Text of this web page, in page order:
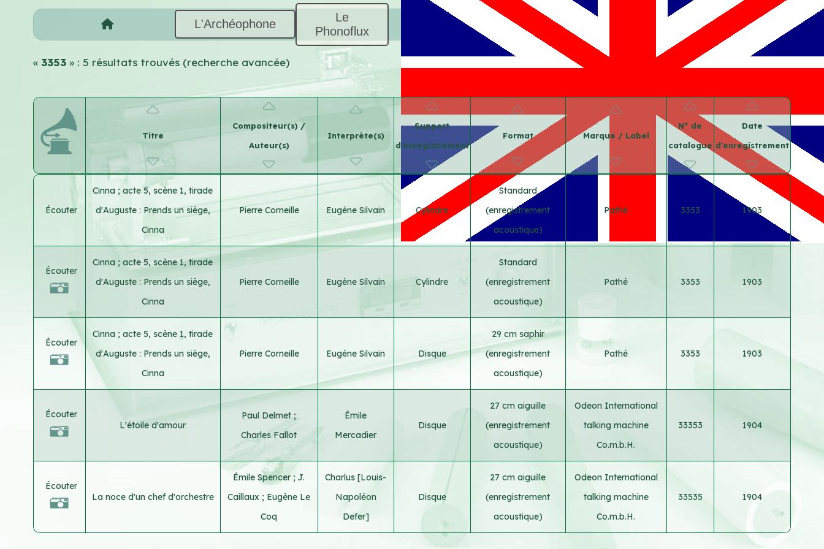
L'Archéophone
Le
Phonoflux
«3353 » : 5 résultats trouvés (recherche avancée)
Titre
Compositeur(s) /
Auteur(s)
Interprète(s)
Support
d'enregistrement
Format Marque / Label
N° de
catalogue
Date
d'enregistrement
Écouter
Cinna ; acte 5, scène 1, tirade
d'Auguste : Prends un siège,
Cinna
Pierre Corneille Eugène Silvain Cylindre
Standard
(enregistrement
acoustique)
Pathé 3353 1903
Écouter
Cinna ; acte 5, scène 1, tirade
d'Auguste : Prends un siège,
Cinna
Pierre Corneille Eugène Silvain Cylindre
Standard
(enregistrement
acoustique)
Pathé 3353 1903
Écouter
Cinna ; acte 5, scène 1, tirade
d'Auguste : Prends un siège,
Cinna
Pierre Corneille Eugène Silvain Disque
29 cm saphir
(enregistrement
acoustique)
Pathé 3353 1903
Écouter
L'étoile d'amour
Paul Delmet ;
Charles Fallot
Émile
Mercadier
Disque
27 cm aiguille
(enregistrement
acoustique)
Odeon International
talking machine
Co.m.b.H.
33353 1904
Écouter
La noce d'un chef d'orchestre
Émile Spencer ;J.
Caillaux ; Eugène Le
Coq
Charlus [Louis-
Napoléon
Defer]
Disque
27 cm aiguille
(enregistrement
acoustique)
Odeon International
talking machine
Co.m.b.H.
33535 1904